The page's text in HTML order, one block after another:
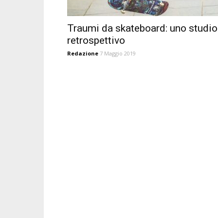
Traumi da skateboard: uno studio
retrospettivo
Redazione 7 Maggio 2019